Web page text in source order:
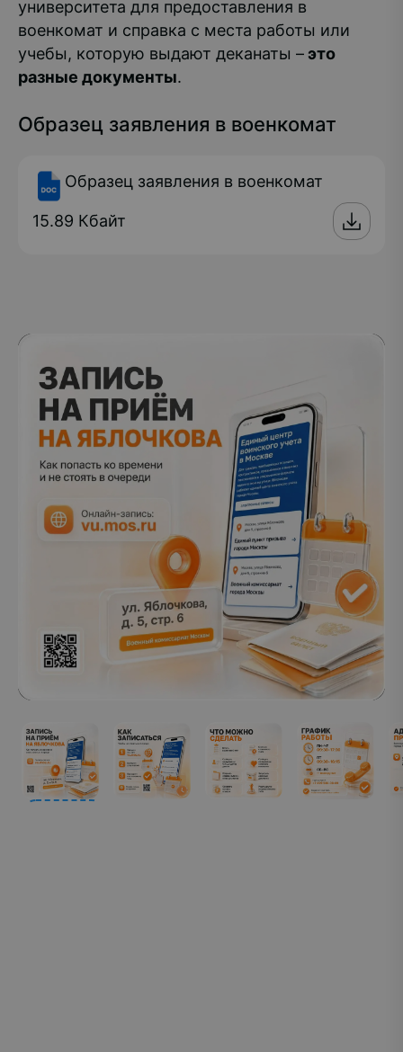
университета для предоставления в
военкомат и справка с места работы или
учебы, которую выдают деканаты – это
разные документы.
Образец заявления в военкомат
Образец заявления в военкомат
15.89 Кбайт